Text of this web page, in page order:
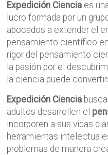
Expedición Ciencia es
lucro formada por un
abocados a extender el
pensamiento científico
rigor del pensamiento
la pasión por el
la ciencia puede
Expedición Ciencia
adultos desarrollen el
incorporen a sus vidas
herramientas
problemas de manera